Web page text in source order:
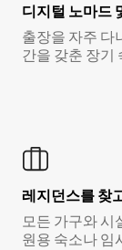
디지털 노마드
출장을 자주 다
간을 갖춘 장기
레지던스를 찾
모든 가구와 시
원용 숙소나 임